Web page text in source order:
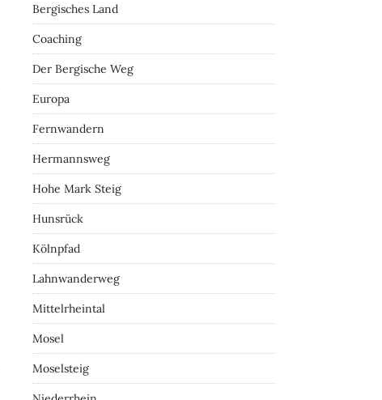
Bergisches Land
Coaching
Der Bergische Weg
Europa
Fernwandern
Hermannsweg
Hohe Mark Steig
Hunsrück
Kölnpfad
Lahnwanderweg
Mittelrheintal
Mosel
Moselsteig